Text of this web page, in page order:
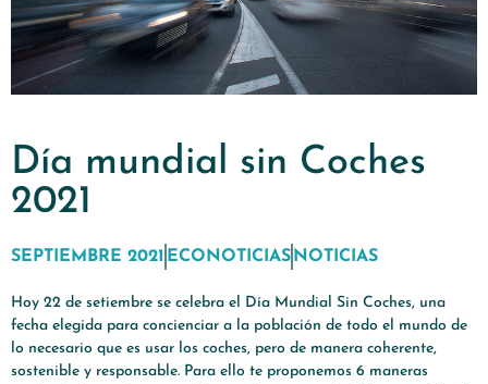
Día mundial sin Coches
2021
SEPTIEMBRE 2021 ECONOTICIAS NOTICIAS
Hoy 22 de setiembre se celebra el Día Mundial Sin Coches, una
fecha elegida para concienciar a la población de todo el mundo de
lo necesario que es usar los coches, pero de manera coherente,
sostenible y responsable. Para ello te proponemos 6 maneras